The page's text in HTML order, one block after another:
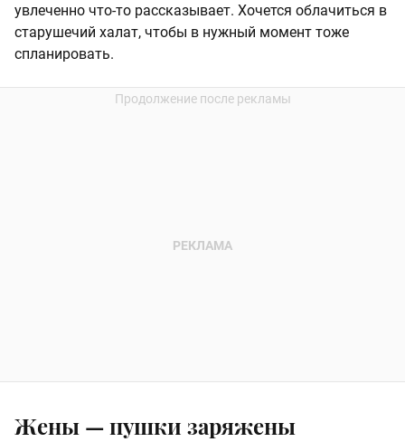
увлеченно что-то рассказывает. Хочется облачиться в
старушечий халат, чтобы в нужный момент тоже
спланировать.
Жены — пушки заряжены